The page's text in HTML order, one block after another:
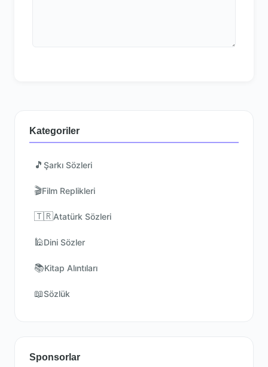
Kategoriler
🎵 Şarkı Sözleri
🎬Film Replikleri
🇹🇷Atatürk Sözleri
🕌Dini Sözler
📚Kitap Alıntıları
📖Sözlük
Sponsorlar